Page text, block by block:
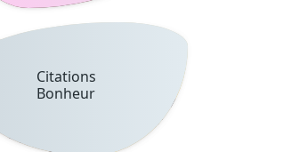
Citations
Bonheur